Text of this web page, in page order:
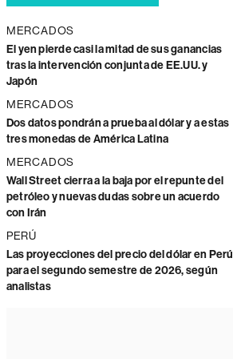
MERCADOS
El yen pierde casi la mitad de sus ganancias
tras la intervención conjunta de EE.UU. y
Japón
MERCADOS
Dos datos pondrán a prueba al dólar y a estas
tres monedas de América Latina
MERCADOS
Wall Street cierra a la baja por el repunte del
petróleo y nuevas dudas sobre un acuerdo
con Irán
PERÚ
Las proyecciones del precio del dólar en Perú
para el segundo semestre de 2026, según
analistas